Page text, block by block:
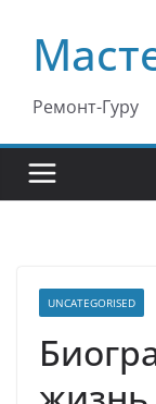
содержимому
Ремонт-Гуру
UNCATEGORISED